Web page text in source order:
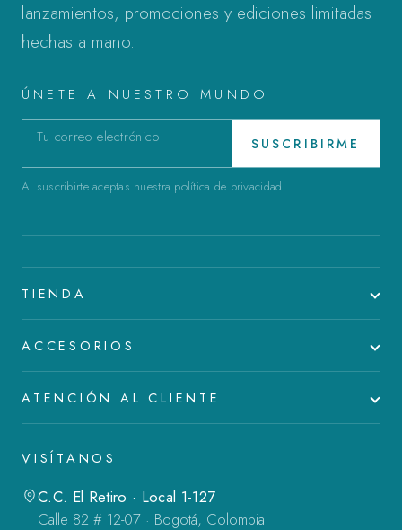
lanzamientos, promociones y ediciones limitadas
hechas a mano.
ÚNETE A NUESTRO MUNDO
SUSCRIBIRME
Al suscribirte aceptas nuestra política de privacidad.
TIENDA
ACCESORIOS
ATENCIÓN AL CLIENTE
VISÍTANOS
C.C. El Retiro · Local 1-127
Calle 82 # 12-07 · Bogotá, Colombia